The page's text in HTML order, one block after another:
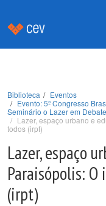
Biblioteca
Eventos
Evento: 5º Congresso
Seminário o Lazer em
Lazer, espaço urbano e
todos (irpt)
Lazer, espaço
Paraisópolis:
(irpt)